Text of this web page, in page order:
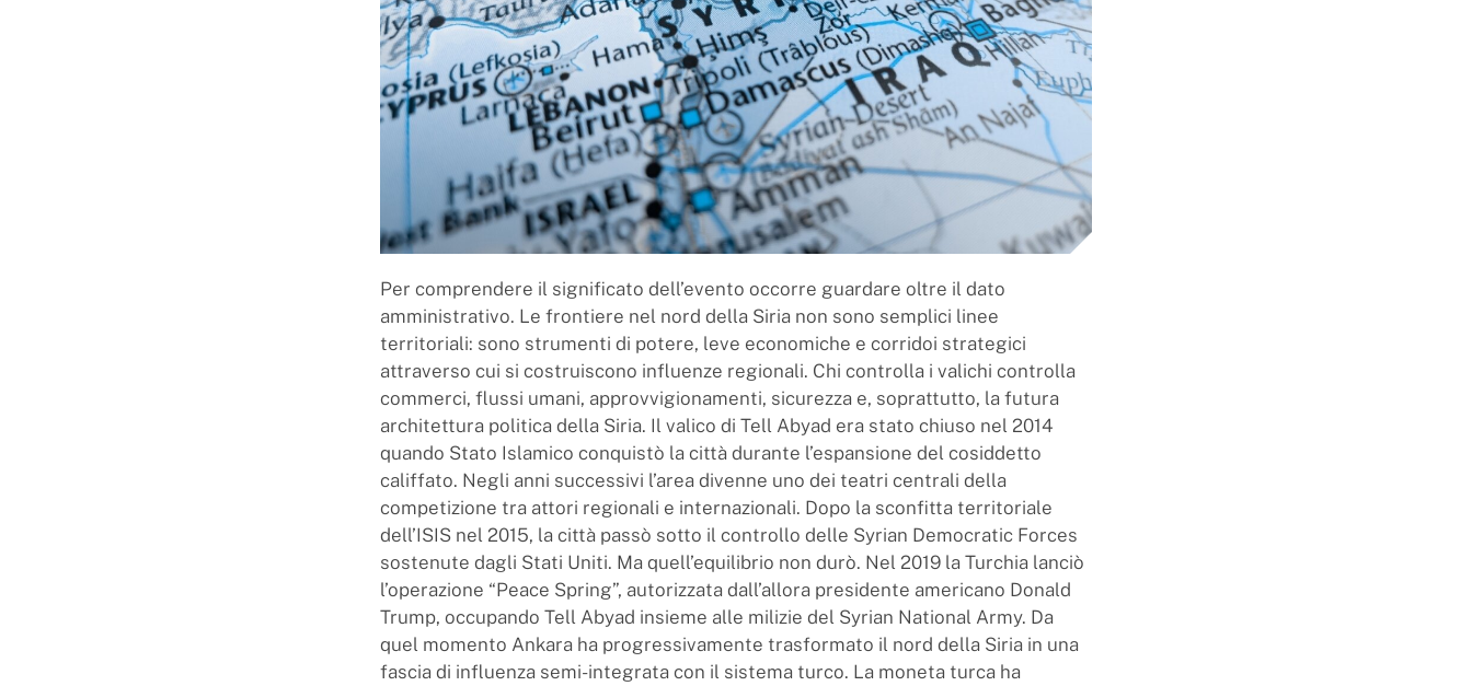
Per comprendere il significato dell’evento occorre guardare oltre il dato
amministrativo. Le frontiere nel nord della Siria non sono semplici linee
territoriali: sono strumenti di potere, leve economiche e corridoi strategici
attraverso cui si costruiscono influenze regionali. Chi controlla i valichi controlla
commerci, flussi umani, approvvigionamenti, sicurezza e, soprattutto, la futura
architettura politica della Siria. Il valico di Tell Abyad era stato chiuso nel 2014
quando Stato Islamico conquistò la città durante l’espansione del cosiddetto
califfato. Negli anni successivi l’area divenne uno dei teatri centrali della
competizione tra attori regionali e internazionali. Dopo la sconfitta territoriale
dell’ISIS nel 2015, la città passò sotto il controllo delle Syrian Democratic Forces
sostenute dagli Stati Uniti. Ma quell’equilibrio non durò. Nel 2019 la Turchia lanciò
l’operazione “Peace Spring”, autorizzata dall’allora presidente americano Donald
Trump, occupando Tell Abyad insieme alle milizie del Syrian National Army. Da
quel momento Ankara ha progressivamente trasformato il nord della Siria in una
fascia di influenza semi-integrata con il sistema turco. La moneta turca ha